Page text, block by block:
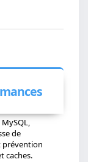
de
prévention
caches.